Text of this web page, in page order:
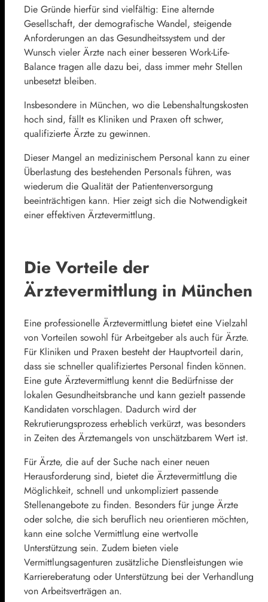
Die Gründe hierfür sind vielfältig: Eine alternde
Gesellschaft, der demografische Wandel, steigende
Anforderungen an das Gesundheitssystem und der
Wunsch vieler Ärzte nach einer besseren Work-Life-
Balance tragen alle dazu bei, dass immer mehr Stellen
unbesetzt bleiben.
Insbesondere in München, wo die Lebenshaltungskosten
hoch sind, fällt es Kliniken und Praxen oft schwer,
qualifizierte Ärzte zu gewinnen.
Dieser Mangel an medizinischem Personal kann zu einer
Überlastung des bestehenden Personals führen, was
wiederum die Qualität der Patientenversorgung
beeinträchtigen kann. Hier zeigt sich die Notwendigkeit
einer effektiven Ärztevermittlung.
Die Vorteile der
Ärztevermittlung in München
Eine professionelle Ärztevermittlung bietet eine Vielzahl
von Vorteilen sowohl für Arbeitgeber als auch für Ärzte.
Für Kliniken und Praxen besteht der Hauptvorteil darin,
dass sie schneller qualifiziertes Personal finden können.
Eine gute Ärztevermittlung kennt die Bedürfnisse der
lokalen Gesundheitsbranche und kann gezielt passende
Kandidaten vorschlagen. Dadurch wird der
Rekrutierungsprozess erheblich verkürzt, was besonders
in Zeiten des Ärztemangels von unschätzbarem Wert ist.
Für Ärzte, die auf der Suche nach einer neuen
Herausforderung sind, bietet die Ärztevermittlung die
Möglichkeit, schnell und unkompliziert passende
Stellenangebote zu finden. Besonders für junge Ärzte
oder solche, die sich beruflich neu orientieren möchten,
kann eine solche Vermittlung eine wertvolle
Unterstützung sein. Zudem bieten viele
Vermittlungsagenturen zusätzliche Dienstleistungen wie
Karriereberatung oder Unterstützung bei der Verhandlung
von Arbeitsverträgen an.